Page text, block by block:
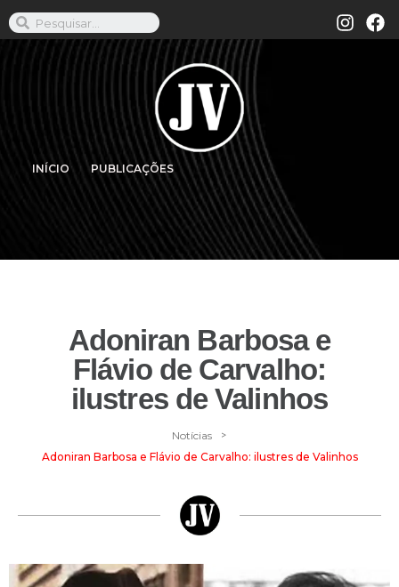
INÍCIO PUBLICAÇÕES
Adoniran Barbosa e
Flávio de Carvalho:
ilustres de Valinhos
Notícias >
Adoniran Barbosa e Flávio de Carvalho: ilustres de Valinhos